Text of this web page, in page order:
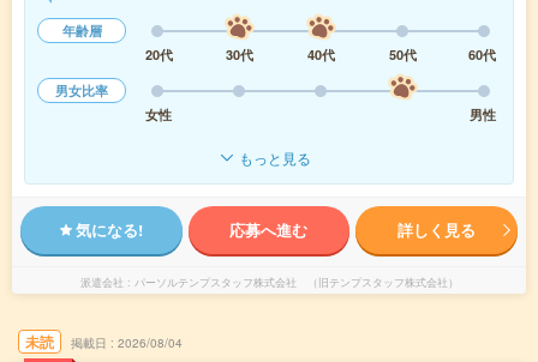
年齢層
20代
30代 40代 50代
60代
男女比率
女性
男性
もっと見る
気になる! 応募へ進む 詳しく見る
派遣会社 パーソルテンプスタッフ株式会社 （旧テンプスタッフ株式会社）
未読 掲載日 2026/08/04